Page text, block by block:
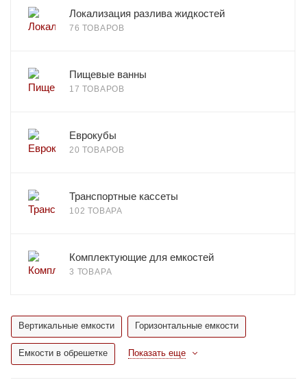
Локализация разлива жидкостей
76 ТОВАРОВ
Пищевые ванны
17 ТОВАРОВ
Еврокубы
20 ТОВАРОВ
Транспортные кассеты
102 ТОВАРА
Комплектующие для емкостей
3 ТОВАРА
Вертикальные емкости Горизонтальные емкости
Емкости в обрешетке Показать еще